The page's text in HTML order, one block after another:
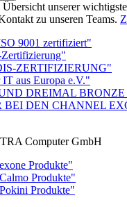
unserer
zu unseren Teams.
Computer GmbH